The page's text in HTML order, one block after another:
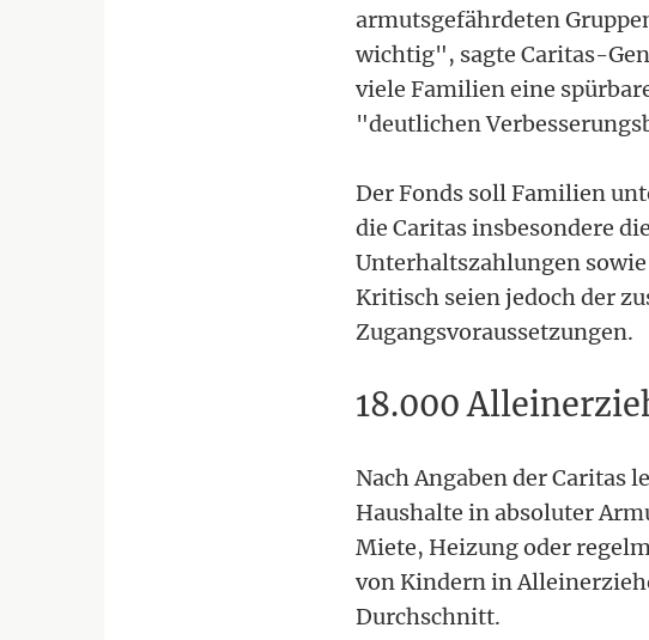
armutsgefährdeten
wichtig", sagte Caritas-
viele Familien eine
"deutlichen
Der Fonds soll Familien
die Caritas insbesondere
Unterhaltszahlungen
Kritisch seien jedoch der
Zugangsvoraussetzungen.
18.000
Nach Angaben der Caritas
Haushalte in absoluter
Miete, Heizung oder
von Kindern in
Durchschnitt.